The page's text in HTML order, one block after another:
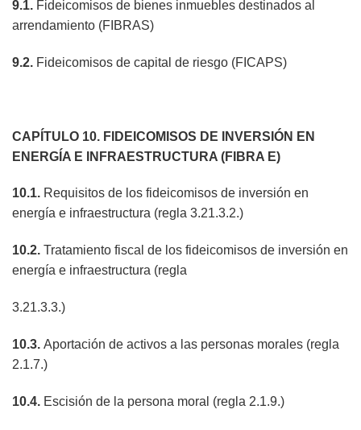
9.1. Fideicomisos de bienes inmuebles destinados al
arrendamiento (FIBRAS)
9.2. Fideicomisos de capital de riesgo (FICAPS)
CAPÍTULO 10. FIDEICOMISOS DE INVERSIÓN EN
ENERGÍA E INFRAESTRUCTURA (FIBRA E)
10.1. Requisitos de los fideicomisos de inversión en
energía e infraestructura (regla 3.21.3.2.)
10.2. Tratamiento fiscal de los fideicomisos de inversión en
energía e infraestructura (regla
3.21.3.3.)
10.3. Aportación de activos a las personas morales (regla
2.1.7.)
10.4. Escisión de la persona moral (regla 2.1.9.)